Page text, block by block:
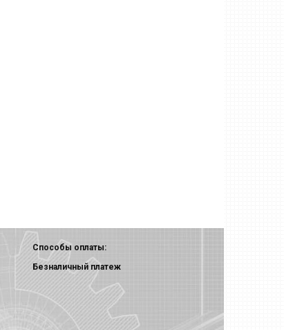
Способы оплаты:
Безналичный платеж